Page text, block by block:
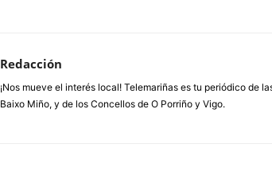
Redacción
¡Nos mueve el interés local! Telemariñas es tu periódico de
Baixo Miño, y de los Concellos de O Porriño y Vigo.